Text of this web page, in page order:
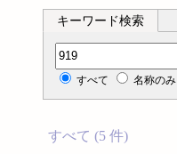
キーワード検索
分類記号検索
すべて 名称のみ
すべて (5 件)